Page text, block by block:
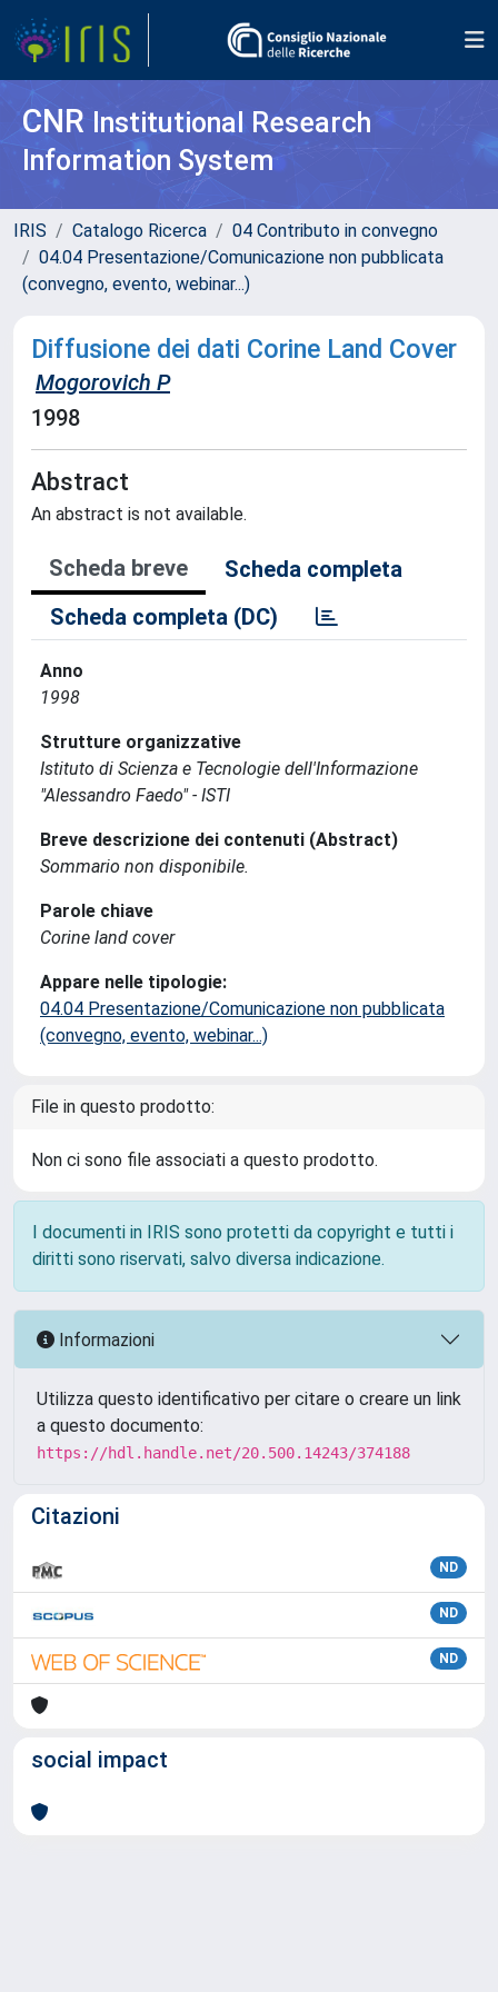
CNR Institutional Research
Information System
IRIS Catalogo Ricerca
04 Contributo in convegno
04.04 Presentazione/Comunicazione non pubblicata
(convegno, evento, webinar...)
Diffusione dei dati Corine Land Cover
Mogorovich P
1998
Abstract
An abstract is not available.
Scheda breve
Scheda completa
Scheda completa (DC)
Anno
1998
Strutture organizzative
Istituto di Scienza e Tecnologie dell'Informazione
"Alessandro Faedo" - ISTI
Breve descrizione dei contenuti (Abstract)
Sommario non disponibile.
Parole chiave
Corine land cover
Appare nelle tipologie:
04.04 Presentazione/Comunicazione non pubblicata
(convegno, evento, webinar...)
File in questo prodotto:
Non ci sono file associati a questo prodotto.
I documenti in IRIS sono protetti da copyright e tutti i
diritti sono riservati, salvo diversa indicazione.
Informazioni
Utilizza questo identificativo per citare o creare un link
a questo documento:
https://hdl.handle.net/20.500.14243/374188
Citazioni
ND
ND
ND
social impact